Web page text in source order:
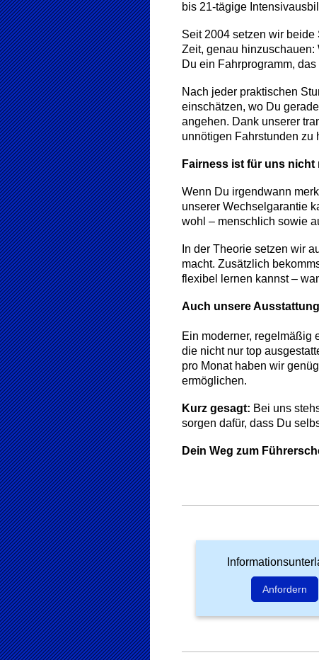
bis 21-tägige
Seit 2004 setzen wir
Zeit, genau
Du ein Fahrprogramm,
Nach jeder praktischen
einschätzen, wo Du
angehen. Dank unserer
unnötigen Fahrstunden zu
Fairness ist für uns
Wenn Du irgendwann
unserer Wechselgarantie
wohl – menschlich sowie
In der Theorie setzen wir
macht. Zusätzlich
flexibel lernen kannst –
Auch unsere
Ein moderner, regelmäßig
die nicht nur top
pro Monat haben wir
ermöglichen.
Kurz gesagt: Bei uns
sorgen dafür, dass Du
Dein Weg zum
Anfordern